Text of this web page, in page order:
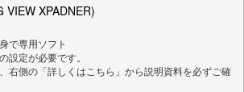
VIEW XPADNER)
で専用ソフト
設定が必要です。
右側の「詳しくはこちら」から説明資料を必ずご確